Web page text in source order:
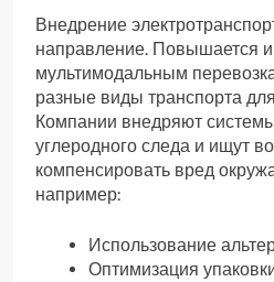
Внедрение
направление. Повышается
мультимодальным
разные виды транспорта
Компании внедряют
углеродного следа и ищут
компенсировать вред
например:
Использование
Оптимизация